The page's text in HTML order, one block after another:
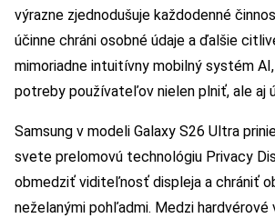
výrazne zjednodušuje každodenné
účinne chráni osobné údaje a ďalšie
mimoriadne intuitívny mobilný systém
potreby používateľov nielen plniť, ale aj
Samsung v modeli Galaxy S26 Ultra
svete prelomovú technológiu Privacy
obmedziť viditeľnosť displeja a chrániť
neželanými pohľadmi. Medzi